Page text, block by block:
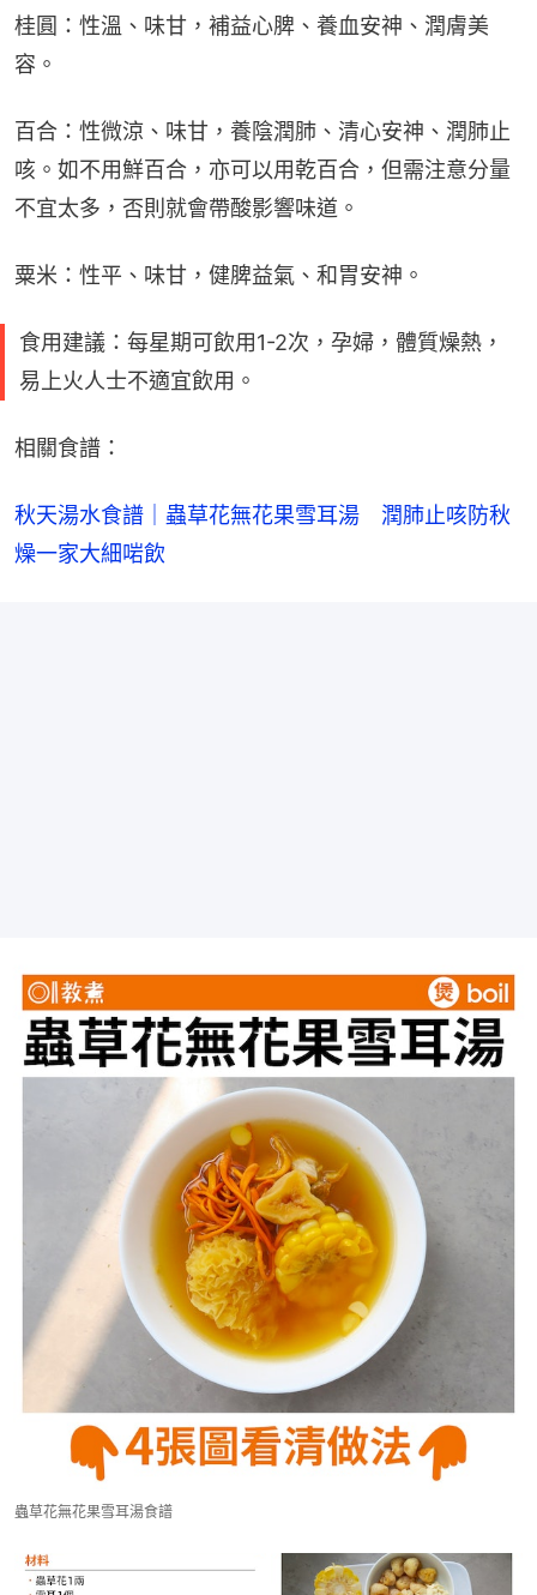
桂圓：性溫、味甘，補益心脾、養血安神、潤膚美
容。
百合：性微涼、味甘，養陰潤肺、清心安神、潤肺止
咳。如不用鮮百合，亦可以用乾百合，但需注意分量
不宜太多，否則就會帶酸影響味道。
粟米：性平、味甘，健脾益氣、和胃安神。
食用建議：每星期可飲用1-2次，孕婦，體質燥熱，
易上火人士不適宜飲用。
相關食譜：
秋天湯水食譜｜蟲草花無花果雪耳湯　潤肺止咳防秋
燥一家大細啱飲
蟲草花無花果雪耳湯食譜